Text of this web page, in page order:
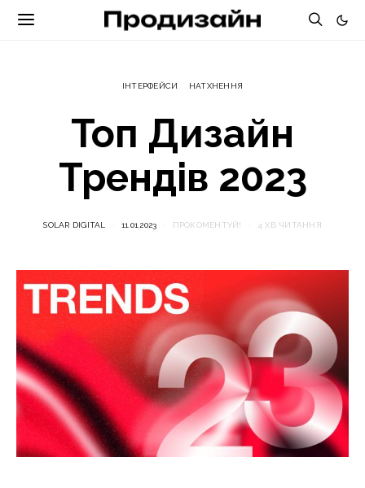
ІНТЕРФЕЙСИ НАТХНЕННЯ
Топ Дизайн
Трендів 2023
SOLAR DIGITAL 11.01.2023 ПРОКОМЕНТУЙ! 4 ХВ ЧИТАННЯ